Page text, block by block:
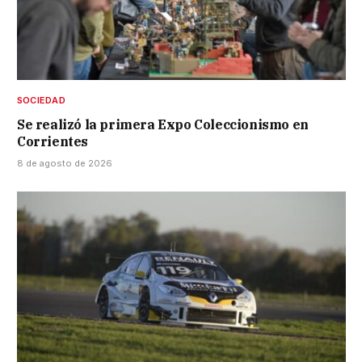
SOCIEDAD
Se realizó la primera Expo Coleccionismo en
Corrientes
8 de agosto de 2026